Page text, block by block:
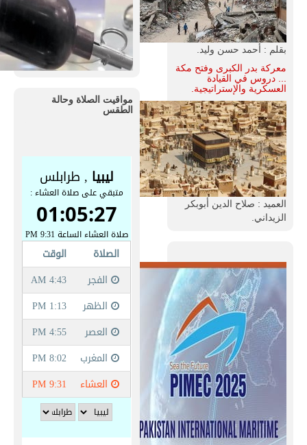
بقلم : أحمد حسن وليد.
معركة بدر الكبرى وفتح مكة
... دروس في القيادة
العسكرية والإستراتيجية.
العميد : صلاح الدين أبوبكر
الزيداني.
مواقيت الصلاة وحالة
الطقس